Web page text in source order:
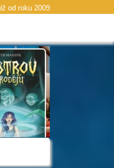
od roku 2009